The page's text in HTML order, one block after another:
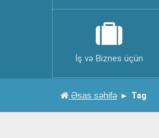
İş və Biznes üçün
Əsas səhifə Tag